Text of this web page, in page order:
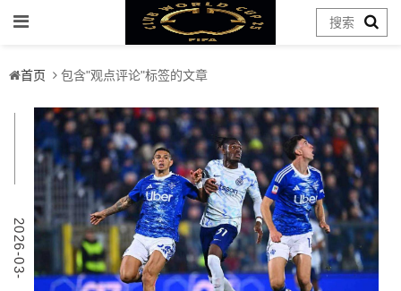
首页 包含"观点评论"标签的文章
2
0
2
6
-
0
3
-
0